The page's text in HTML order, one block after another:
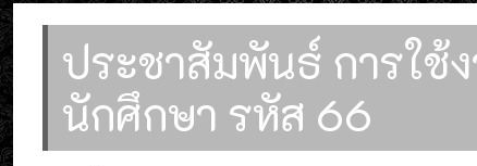
ประชาสัมพันธ์ การใช้
นักศึกษา รหัส 66